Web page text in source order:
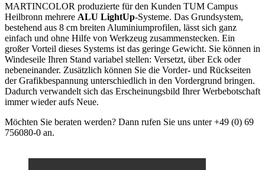
MARTINCOLOR produzierte für den Kunden TUM Campus
Heilbronn mehrere ALU LightUp-Systeme. Das Grundsystem,
bestehend aus 8 cm breiten Aluminiumprofilen, lässt sich ganz
einfach und ohne Hilfe von Werkzeug zusammenstecken. Ein
großer Vorteil dieses Systems ist das geringe Gewicht. Sie können in
Windeseile Ihren Stand variabel stellen: Versetzt, über Eck oder
nebeneinander. Zusätzlich können Sie die Vorder- und Rückseiten
der Grafikbespannung unterschiedlich in den Vordergrund bringen.
Dadurch verwandelt sich das Erscheinungsbild Ihrer Werbebotschaft
immer wieder aufs Neue.
Möchten Sie beraten werden? Dann rufen Sie uns unter +49 (0) 69
756080-0 an.